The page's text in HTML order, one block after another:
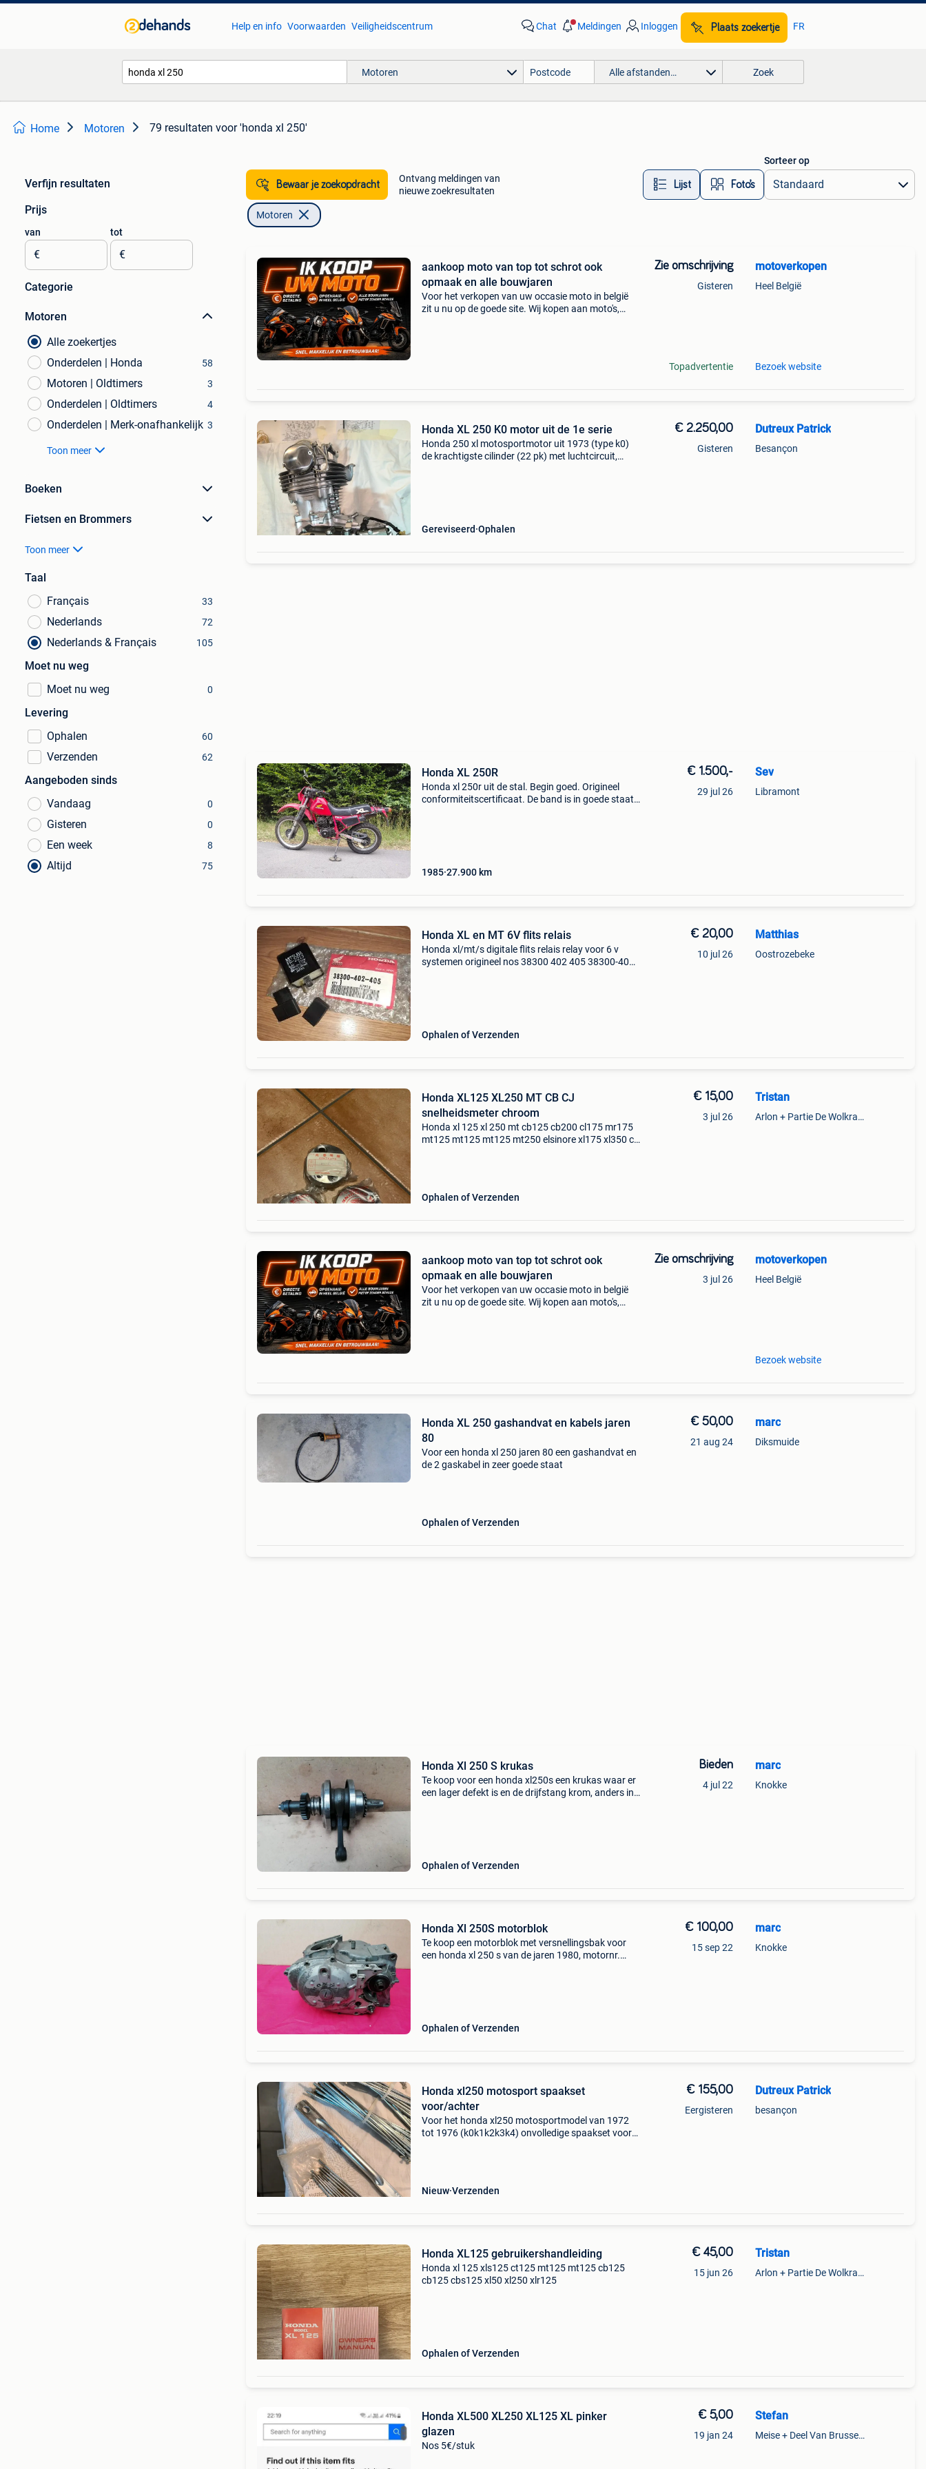
Help en info Voorwaarden Veiligheidscentrum Chat Meldingen Inloggen Plaats zoekertje FR
Motoren Alle afstanden… Zoek
Home Motoren 79 resultaten voor 'honda xl 250'
Verfijn resultaten
Prijs
van
€
tot
€
Categorie
Motoren
Alle zoekertjes
Onderdelen | Honda
58
Motoren | Oldtimers 3
Onderdelen | Oldtimers 4
Onderdelen | Merk-onafhankelijk 3
Toon meer
Boeken
Fietsen en Brommers
Toon meer
Taal
Français
33
Nederlands 72
Nederlands & Français 105
Moet nu weg
Moet nu weg
0
Levering
Ophalen
60
Verzenden 62
Aangeboden sinds
Vandaag
0
Gisteren 0
Een week 8
Altijd 75
Bewaar je zoekopdracht
Ontvang meldingen van
nieuwe zoekresultaten
Lijst Foto’s
Sorteer op
Motoren
aankoop moto van top tot schrot ook
opmaak en alle bouwjaren
Voor het verkopen van uw occasie moto in belgië
zit u nu op de goede site. Wij kopen aan moto's,
Zie omschrijving
Gisteren
Topadvertentie
motoverkopen
Heel België
Bezoek website
Honda XL 250 K0 motor uit de 1e serie
Honda 250 xl motosportmotor uit 1973 (type k0)
de krachtigste cilinder (22 pk) met luchtcircuit,
Gereviseerd Ophalen
€ 2.250,00
Gisteren
Dutreux Patrick
Besançon
Honda XL 250R
Honda xl 250r uit de stal. Begin goed. Origineel
conformiteitscertificaat. De band is in goede staat.
1985 27.900 km
€ 1.500,-
29 jul 26
Sev
Libramont
Honda XL en MT 6V flits relais
Honda xl/mt/s digitale flits relais relay voor 6 v
systemen origineel nos 38300 402 405 38300-402-
Ophalen of Verzenden
€ 20,00
10 jul 26
Matthias
Oostrozebeke
Honda XL125 XL250 MT CB CJ
snelheidsmeter chroom
Honda xl 125 xl 250 mt cb125 cb200 cl175 mr175
mt125 mt125 mt125 mt250 elsinore xl175 xl350 cj
Ophalen of Verzenden
€ 15,00
3 jul 26
Tristan
Arlon + Partie De Wolkrange
aankoop moto van top tot schrot ook
opmaak en alle bouwjaren
Voor het verkopen van uw occasie moto in belgië
zit u nu op de goede site. Wij kopen aan moto's,
Zie omschrijving
3 jul 26
motoverkopen
Heel België
Bezoek website
Honda XL 250 gashandvat en kabels jaren
80
Voor een honda xl 250 jaren 80 een gashandvat en
de 2 gaskabel in zeer goede staat
Ophalen of Verzenden
€ 50,00
21 aug 24
marc
Diksmuide
Honda Xl 250 S krukas
Te koop voor een honda xl250s een krukas waar er
een lager defekt is en de drijfstang krom, anders in
Ophalen of Verzenden
Bieden
4 jul 22
marc
Knokke
Honda Xl 250S motorblok
Te koop een motorblok met versnellingsbak voor
een honda xl 250 s van de jaren 1980, motornr.
Ophalen of Verzenden
€ 100,00
15 sep 22
marc
Knokke
Honda xl250 motosport spaakset
voor/achter
Voor het honda xl250 motosportmodel van 1972
tot 1976 (k0k1k2k3k4) onvolledige spaakset voor
Nieuw Verzenden
€ 155,00
Eergisteren
Dutreux Patrick
besançon
Honda XL125 gebruikershandleiding
Honda xl 125 xls125 ct125 mt125 mt125 cb125
cb125 cbs125 xl50 xl250 xlr125
Ophalen of Verzenden
€ 45,00
15 jun 26
Tristan
Arlon + Partie De Wolkrange
Honda XL500 XL250 XL125 XL pinker
glazen
Nos 5€/stuk
€ 5,00
19 jan 24
Stefan
Meise + Deel Van Brussegem